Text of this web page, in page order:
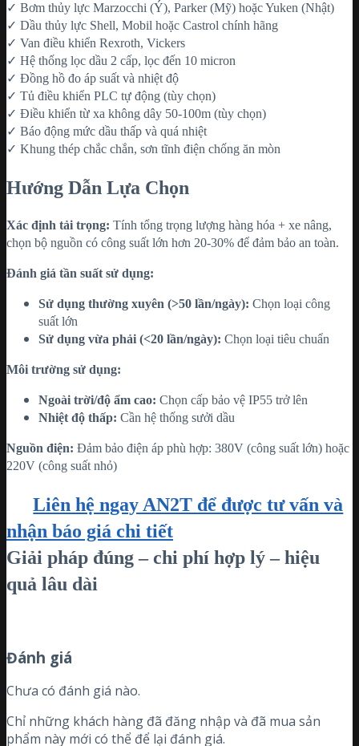
✓ Bơm thủy lực Marzocchi (Ý), Parker (Mỹ) hoặc Yuken (Nhật)
✓ Dầu thủy lực Shell, Mobil hoặc Castrol chính hãng
✓ Van điều khiển Rexroth, Vickers
✓ Hệ thống lọc dầu 2 cấp, lọc đến 10 micron
✓ Đồng hồ đo áp suất và nhiệt độ
✓ Tủ điều khiển PLC tự động (tùy chọn)
✓ Điều khiển từ xa không dây 50-100m (tùy chọn)
✓ Báo động mức dầu thấp và quá nhiệt
✓ Khung thép chắc chắn, sơn tĩnh điện chống ăn mòn
Hướng Dẫn Lựa Chọn
Xác định tải trọng: Tính tổng trọng lượng hàng hóa + xe nâng,
chọn bộ nguồn có công suất lớn hơn 20-30% để đảm bảo an toàn.
Đánh giá tần suất sử dụng:
Sử dụng thường xuyên (>50 lần/ngày): Chọn loại công
suất lớn
Sử dụng vừa phải (<20 lần/ngày): Chọn loại tiêu chuẩn
Môi trường sử dụng:
Ngoài trời/độ ẩm cao: Chọn cấp bảo vệ IP55 trở lên
Nhiệt độ thấp: Cần hệ thống sưởi dầu
Nguồn điện: Đảm bảo điện áp phù hợp: 380V (công suất lớn) hoặc
220V (công suất nhỏ)
Liên hệ ngay AN2T để được tư vấn và
nhận báo giá chi tiết
Giải pháp đúng – chi phí hợp lý – hiệu
quả lâu dài
Đánh giá
Chưa có đánh giá nào.
Chỉ những khách hàng đã đăng nhập và đã mua sản
phẩm này mới có thể để lại đánh giá.